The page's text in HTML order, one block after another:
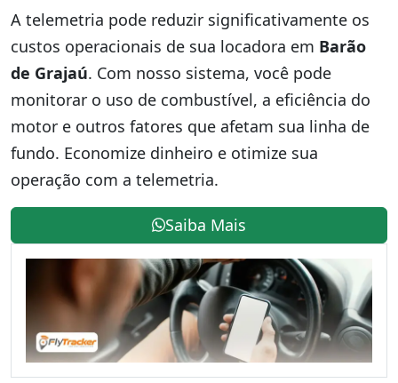
A telemetria pode reduzir significativamente os
custos operacionais de sua locadora em Barão
de Grajaú. Com nosso sistema, você pode
monitorar o uso de combustível, a eficiência do
motor e outros fatores que afetam sua linha de
fundo. Economize dinheiro e otimize sua
operação com a telemetria.
Saiba Mais